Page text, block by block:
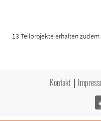
13 Teilprojekte erhalten
Kontakt